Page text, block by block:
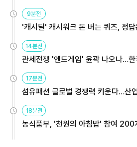
9분전
'캐시딜' 캐시워크 돈 버는 퀴즈, 정
14분전
관세전쟁 '엔드게임' 윤곽 나오나…
17분전
섬유패션 글로벌 경쟁력 키운다…산
18분전
농식품부, '천원의 아침밥' 참여 200